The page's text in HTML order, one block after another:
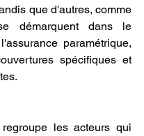
que d'autres, comme
démarquent dans le
paramétrique,
spécifiques et
les acteurs qui